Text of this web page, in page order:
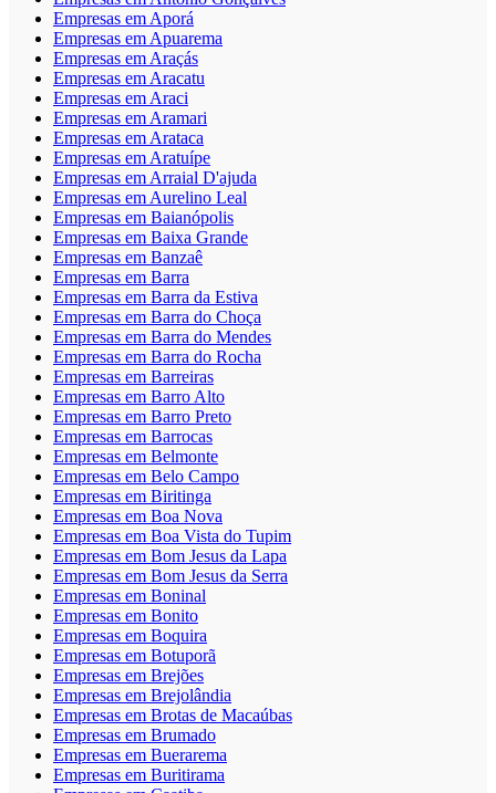
Empresas em Aporá
Empresas em Apuarema
Empresas em Araçás
Empresas em Aracatu
Empresas em Araci
Empresas em Aramari
Empresas em Arataca
Empresas em Aratuípe
Empresas em Arraial D'ajuda
Empresas em Aurelino Leal
Empresas em Baianópolis
Empresas em Baixa Grande
Empresas em Banzaê
Empresas em Barra
Empresas em Barra da Estiva
Empresas em Barra do Choça
Empresas em Barra do Mendes
Empresas em Barra do Rocha
Empresas em Barreiras
Empresas em Barro Alto
Empresas em Barro Preto
Empresas em Barrocas
Empresas em Belmonte
Empresas em Belo Campo
Empresas em Biritinga
Empresas em Boa Nova
Empresas em Boa Vista do Tupim
Empresas em Bom Jesus da Lapa
Empresas em Bom Jesus da Serra
Empresas em Boninal
Empresas em Bonito
Empresas em Boquira
Empresas em Botuporã
Empresas em Brejões
Empresas em Brejolândia
Empresas em Brotas de Macaúbas
Empresas em Brumado
Empresas em Buerarema
Empresas em Buritirama